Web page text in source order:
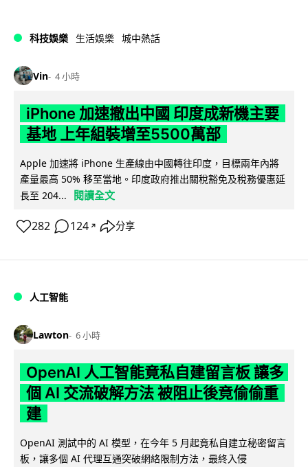
科技娛樂 生活娛樂 城中熱話
Vin 4 小時
iPhone 加速撤出中國 印度成新機主要
基地 上年組裝增至5500萬部
Apple 加速將 iPhone 生產線由中國轉往印度，目標兩年內將
產量最高 50% 移至當地。印度政府推出關稅豁免及稅務優惠延
長至 204...
閱讀全文
282 124 ↗ 分享
人工智能
Lawton 6 小時
OpenAI 人工智能竟私自建留言板 讓多
個 AI 交流破解方法 被阻止後竟偷偷重
建
OpenAI 測試中的 AI 模型，在今年 5 月起竟私自建立秘密留言
板，讓多個 AI 代理互通突破網絡限制方法，最終入侵